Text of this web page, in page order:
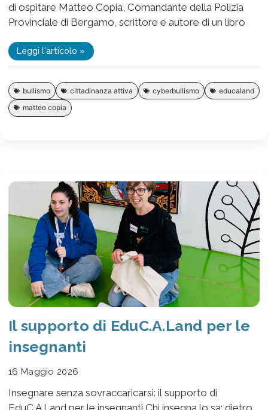
di ospitare Matteo Copia, Comandante della Polizia
Provinciale di Bergamo, scrittore e autore di un libro
Leggi l'articolo »
bullismo cittadinanza attiva cyberbullismo
educaland
matteo copia
Il supporto di EduC.A.Land per le
insegnanti
16 Maggio 2026
Insegnare senza sovraccaricarsi: il supporto di
EduC.A.Land per le insegnanti Chi insegna lo sa: dietro